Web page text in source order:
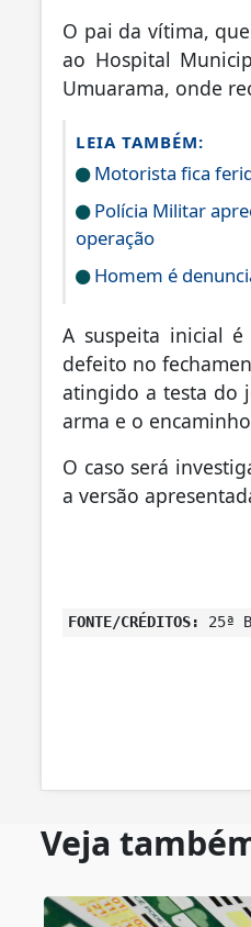
O pai da vítima,
ao Hospital
Umuarama, onde
LEIA TAMBÉM:
Motorista fica
Polícia Militar
operação
Homem é
A suspeita inicial
defeito no
atingido a testa do
arma e o
O caso será
a versão
FONTE/CRÉDITOS: 25ª
Veja